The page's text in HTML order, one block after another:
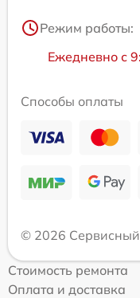
Режим работы:
Ежедневно с
Способы оплаты
© 2026
Стоимость ремонта
Оплата и доставка